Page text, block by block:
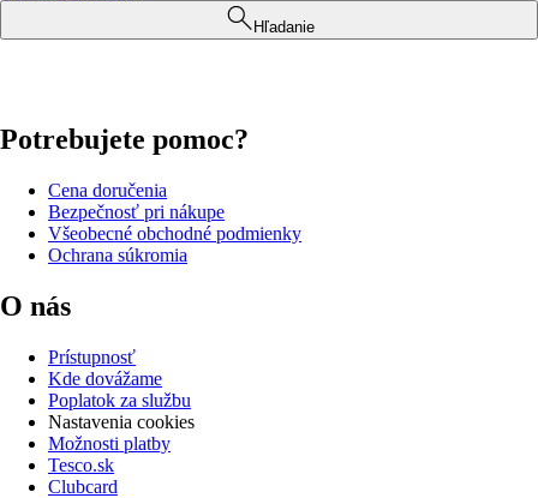
Hľadanie
Potrebujete pomoc?
Cena doručenia
Bezpečnosť pri nákupe
Všeobecné obchodné podmienky
Ochrana súkromia
O nás
Prístupnosť
Kde dovážame
Poplatok za službu
Nastavenia cookies
Možnosti platby
Tesco.sk
Clubcard